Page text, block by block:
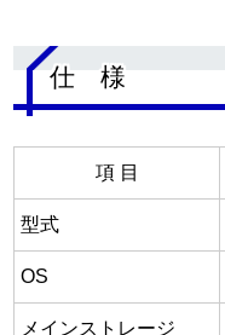
仕 様
項 目
型式
OS
メインストレージ